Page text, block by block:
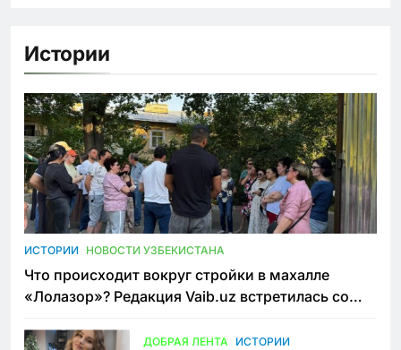
Истории
ИСТОРИИ НОВОСТИ УЗБЕКИСТАНА
Что происходит вокруг стройки в махалле
«Лолазор»? Редакция Vaib.uz встретилась со
ДОБРАЯ ЛЕНТА ИСТОРИИ